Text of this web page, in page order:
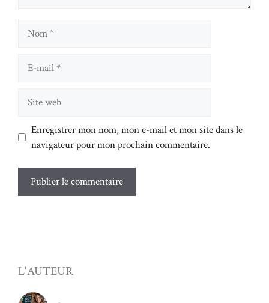
mail
web
Enregistrer mon nom, mon e-mail et mon site dans le
navigateur pour mon prochain commentaire.
L'AUTEUR